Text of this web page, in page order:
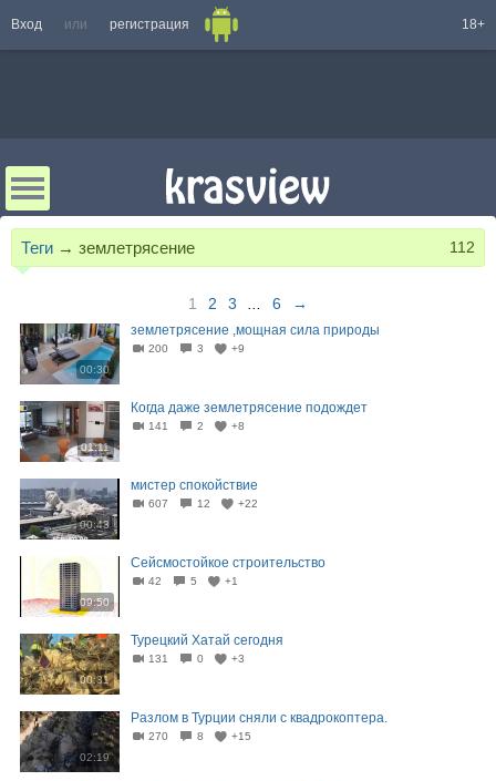
Вход или регистрация 18+
Теги → землетрясение 112
1 2 3 6 →
00:30
землетрясение ,мощная сила природы
200 3 +9
01:11
Когда даже землетрясение подождет
141 2 +8
00:43
мистер спокойствие
607 12 +22
09:50
Сейсмостойкое строительство
42 5 +1
00:31
Турецкий Хатай сегодня
131 0 +3
02:19
Разлом в Турции сняли с квадрокоптера.
270 8 +15